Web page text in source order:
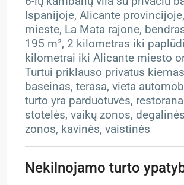
Ispanijoje, Alicante
mieste, La Mata rajone,
195 m², 2 kilometras iki
kilometrai iki Alicante miesto
Turtui priklauso privatus
baseinas, terasa, vieta
turto yra parduotuvės,
stotelės, vaikų zonos,
zonos, kavinės, vaistinės
Nekilnojamo turto